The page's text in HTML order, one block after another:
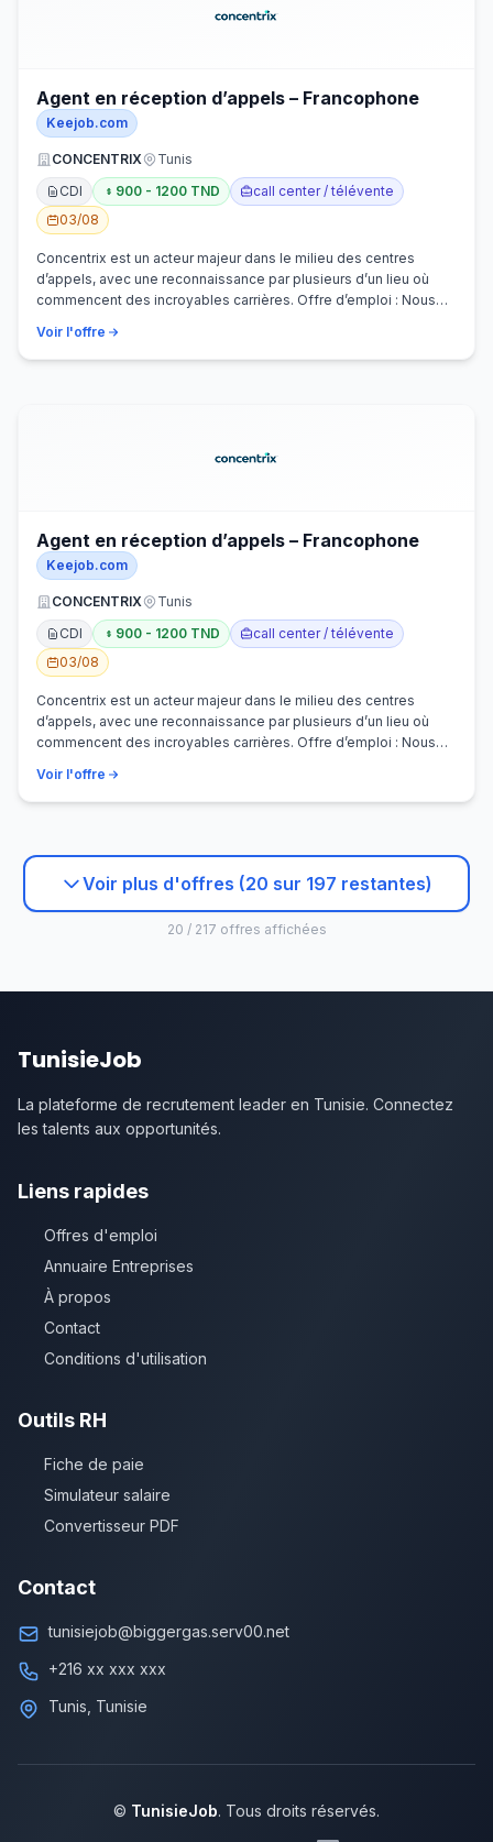
Agent en réception d’appels – Francophone
Keejob.com
CONCENTRIX
Tunis
CDI
900 - 1200 TND
call center / télévente
03/08
Concentrix est un acteur majeur dans le milieu des centres
d’appels, avec une reconnaissance par plusieurs d’un lieu où
commencent des incroyables carrières. Offre d’emploi : Nous
Voir l'offre
Agent en réception d’appels – Francophone
Keejob.com
CONCENTRIX
Tunis
CDI
900 - 1200 TND
call center / télévente
03/08
Concentrix est un acteur majeur dans le milieu des centres
d’appels, avec une reconnaissance par plusieurs d’un lieu où
commencent des incroyables carrières. Offre d’emploi : Nous
Voir l'offre
Voir plus d'offres (20 sur 197 restantes)
20 / 217 offres affichées
TunisieJob
La plateforme de recrutement leader en Tunisie. Connectez
les talents aux opportunités.
Liens rapides
Offres d'emploi
Annuaire Entreprises
À propos
Contact
Conditions d'utilisation
Outils RH
Fiche de paie
Simulateur salaire
Convertisseur PDF
Contact
tunisiejob@biggergas.serv00.net
+216 xx xxx xxx
Tunis, Tunisie
© TunisieJob. Tous droits réservés.